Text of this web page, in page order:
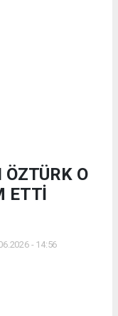
ÖZTÜRK O
ETTİ
- 14:56